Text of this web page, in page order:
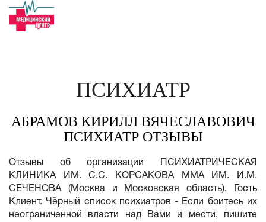
ПСИХИАТР
АБРАМОВ КИРИЛЛ ВЯЧЕСЛАВОВИЧ
ПСИХИАТР ОТЗЫВЫ
Отзывы об организации ПСИХИАТРИЧЕСКАЯ
КЛИНИКА ИМ. С.С. КОРСАКОВА ММА ИМ. И.М.
СЕЧЕНОВА (Москва и Московская область). Гость
Клиент. Чёрный список психиатров - Если боитесь их
неограниченной власти над Вами и мести, пишите